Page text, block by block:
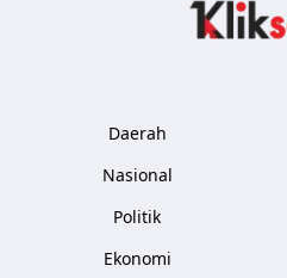
Daerah
Nasional
Politik
Ekonomi